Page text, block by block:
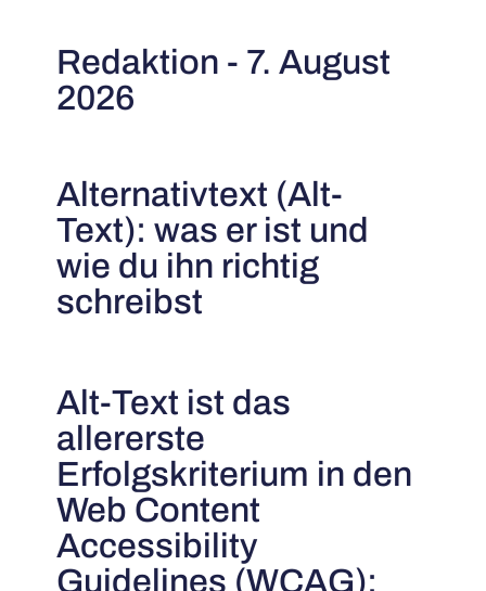
Redaktion - 7. August
2026
Alternativtext (Alt-
Text): was er ist und
wie du ihn richtig
schreibst
Alt-Text ist das
allererste
Erfolgskriterium in den
Web Content
Accessibility
Guidelines (WCAG):